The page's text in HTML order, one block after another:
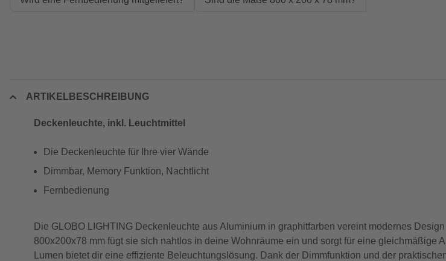
ARTIKELBESCHREIBUNG
Deckenleuchte, inkl. Leuchtmittel
Die Deckenleuchte für Ihre vier Wände
Dimmbar, Memory Funktion, Nachtlicht
Fernbedienung
Die GLOBO LIGHTING Deckenleuchte aus Aluminium in graphitfarben vereint modernes
800x200x78 mm fügt sie sich nahtlos in deine Wohnräume ein und sorgt für eine gleichmäßige
Lumen bietet dir eine effiziente Beleuchtungslösung. Dank der Dimmfunktion und der